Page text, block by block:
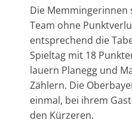
Die Memmingerinnen
Team ohne
entsprechend die
Spieltag mit 18
lauern Planegg und
Zählern. Die
einmal, bei ihrem
den Kürzeren.